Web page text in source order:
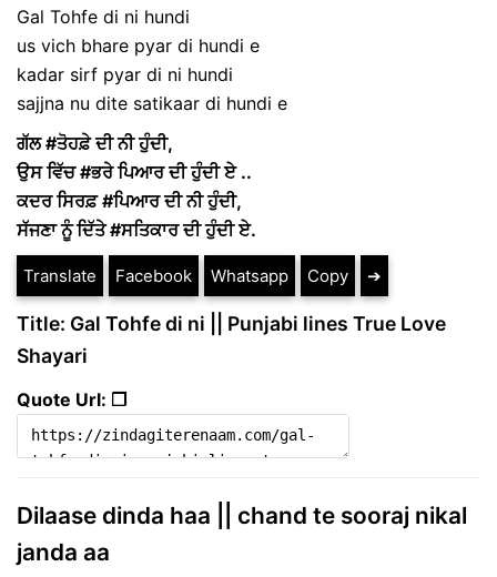
Gal Tohfe di ni hundi
us vich bhare pyar di hundi e
kadar sirf pyar di ni hundi
sajjna nu dite satikaar di hundi e
ਗੱਲ #ਤੋਹਫ਼ੇ ਦੀ ਨੀ ਹੁੰਦੀ,
ਉਸ ਵਿੱਚ #ਭਰੇ ਪਿਆਰ ਦੀ ਹੁੰਦੀ ਏ ..
ਕਦਰ ਸਿਰਫ਼ #ਪਿਆਰ ਦੀ ਨੀ ਹੁੰਦੀ,
ਸੱਜਣਾ ਨੂੰ ਦਿੱਤੇ #ਸਤਿਕਾਰ ਦੀ ਹੁੰਦੀ ਏ.
Translate Facebook Whatsapp Copy ➔
Title: Gal Tohfe di ni || Punjabi lines True Love
Shayari
Quote Url: ❐
Dilaase dinda haa || chand te sooraj nikal
janda aa